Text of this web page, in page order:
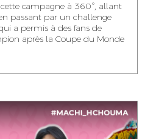
WISSAL KHALIFI
INFLUENCE
MANAGER
EL ADANI
DIRECTOR
MAHA SAKOUT
HEAD OF SOCIAL &
CONTENT
campagne à 360°, allant
passant par un challenge
a permis à des fans de
après la Coupe du Monde